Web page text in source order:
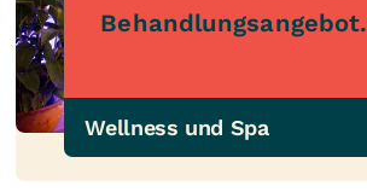
Behandlungsangebot.
Wellness und Spa